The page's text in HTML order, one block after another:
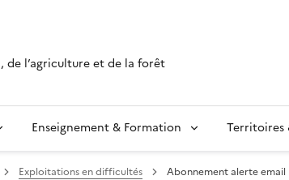
l’agriculture et de la forêt
Enseignement & Formation Territoires
Exploitations en difficultés Abonnement alerte email